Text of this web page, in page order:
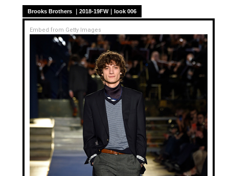
Brooks Brothers ｜2018-19FW｜look 006
Embed from Getty Images